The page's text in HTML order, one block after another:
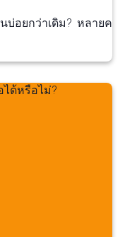
บ่อยกว่าเดิม? หลายค